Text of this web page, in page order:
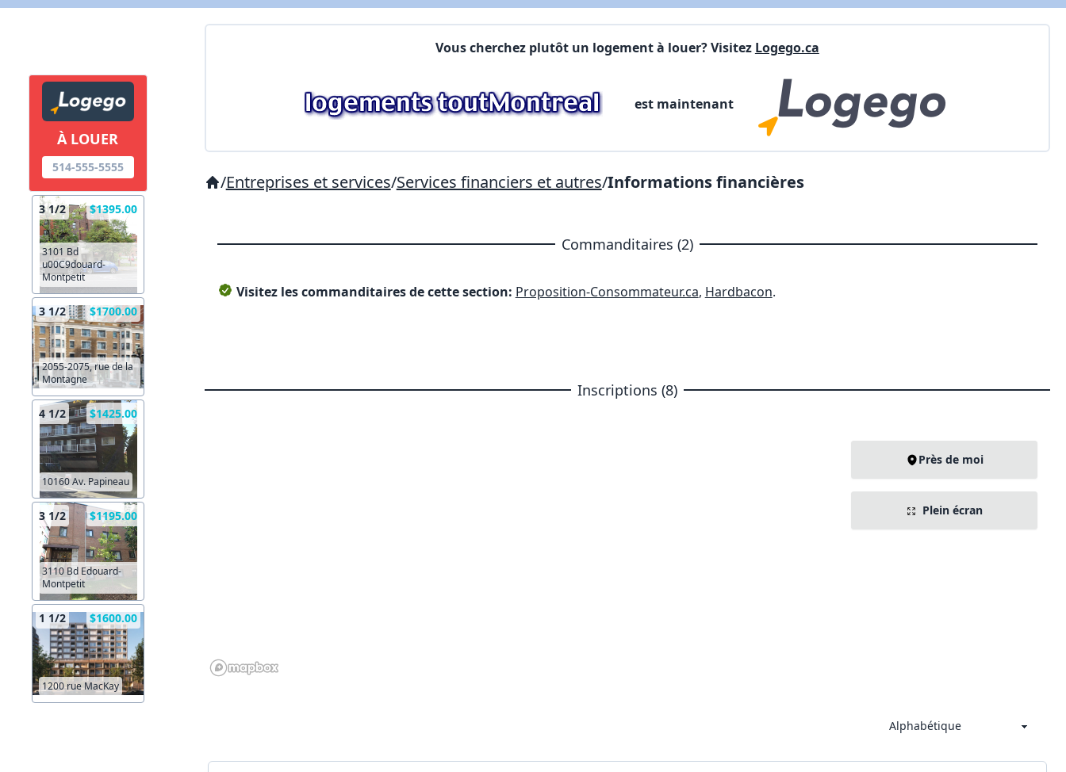
À LOUER
514-555-5555
3 1/2 $1395.00
3101 Bd
u00C9douard-
Montpetit
3 1/2 $1700.00
2055-2075, rue de la
Montagne
4 1/2 $1425.00
10160 Av. Papineau
3 1/2 $1195.00
3110 Bd Edouard-
Montpetit
1 1/2 $1600.00
1200 rue MacKay
Vous cherchez plutôt un logement à louer? Visitez Logego.ca
est maintenant
/Entreprises et services/Services financiers et autres/Informations financières
Commanditaires (2)
Visitez les commanditaires de cette section: Proposition-Consommateur.ca, Hardbacon.
Inscriptions (8)
Près de moi
Plein écran
X Fermer
Lien vers inscription (sera inclus dans courriel)
X Fermer